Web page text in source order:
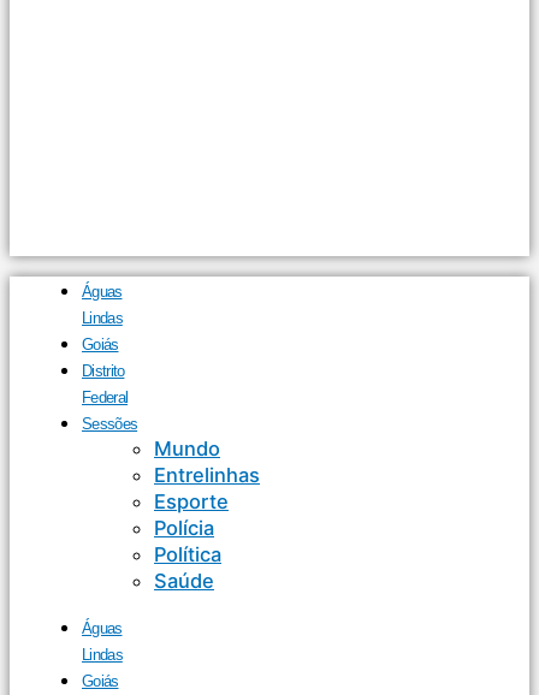
Águas
Lindas
Goiás
Distrito
Federal
Sessões
Mundo
Entrelinhas
Esporte
Polícia
Política
Saúde
Águas
Lindas
Goiás